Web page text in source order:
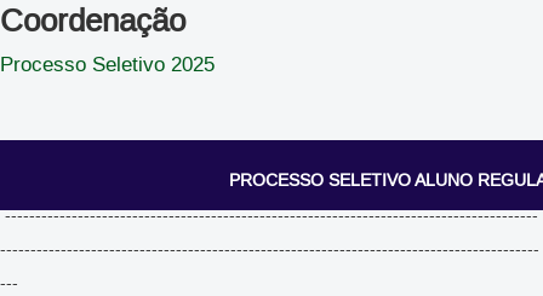
Coordenação
Processo Seletivo 2025
PROCESSO SELETIVO ALUNO
----------------------------------------------------------------------------------------
-----------------------------------------------------------------------------------------
---